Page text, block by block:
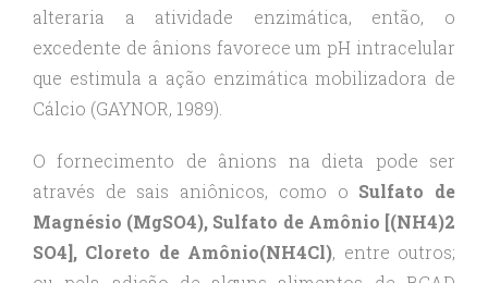
alteraria a atividade enzimática, então, o
excedente de ânions favorece um pH intracelular
que estimula a ação enzimática mobilizadora de
Cálcio (GAYNOR, 1989).
O fornecimento de ânions na dieta pode ser
através de sais aniônicos, como o Sulfato de
Magnésio (MgSO4), Sulfato de Amônio [(NH4)2
SO4], Cloreto de Amônio(NH4Cl), entre outros;